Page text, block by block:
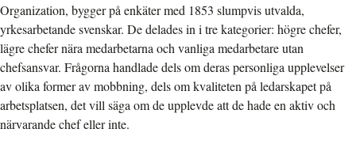
Organization, bygger på enkäter med 1853 slumpvis utvalda,
yrkesarbetande svenskar. De delades in i tre kategorier: högre chefer,
lägre chefer nära medarbetarna och vanliga medarbetare utan
chefsansvar. Frågorna handlade dels om deras personliga upplevelser
av olika former av mobbning, dels om kvaliteten på ledarskapet på
arbetsplatsen, det vill säga om de upplevde att de hade en aktiv och
närvarande chef eller inte.